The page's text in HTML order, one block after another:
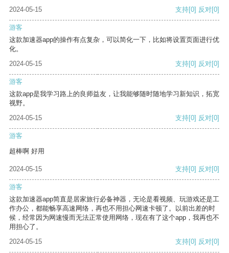
2024-05-15 支持[0] 反对[0]
游客
这款加速器app的操作有点复杂，可以简化一下，比如将设置页面进行优
化。
2024-05-15
支持[0] 反对[0]
游客
这款app是我学习路上的良师益友，让我能够随时随地学习新知识，拓宽
视野。
2024-05-15
支持[0] 反对[0]
游客
超棒啊 好用
2024-05-15 支持[0] 反对[0]
游客
这款加速器app简直是居家旅行必备神器，无论是看视频、玩游戏还是工
作办公，都能畅享高速网络，再也不用担心网速卡顿了。以前出差的时
候，经常因为网速慢而无法正常使用网络，现在有了这个app，我再也不
用担心了。
2024-05-15
支持[0] 反对[0]